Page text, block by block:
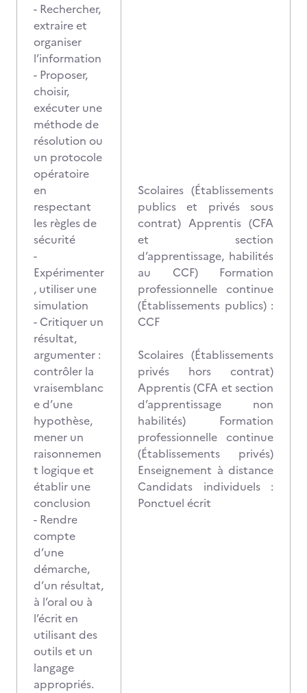
- Rechercher,
extraire et
organiser
l’information
- Proposer,
choisir,
exécuter une
méthode de
résolution ou
un protocole
opératoire
en
respectant
les règles de
sécurité
-
Expérimenter
, utiliser une
simulation
- Critiquer un
résultat,
argumenter :
contrôler la
vraisemblanc
e d’une
hypothèse,
mener un
raisonnemen
t logique et
établir une
conclusion
- Rendre
compte
d’une
démarche,
d’un résultat,
à l’oral ou à
l’écrit en
utilisant des
outils et un
langage
appropriés.
Scolaires (Établissements
publics et privés sous
contrat) Apprentis (CFA
et section
d’apprentissage, habilités
au CCF) Formation
professionnelle continue
(Établissements publics) :
CCF
Scolaires (Établissements
privés hors contrat)
Apprentis (CFA et section
d’apprentissage non
habilités) Formation
professionnelle continue
(Établissements privés)
Enseignement à distance
Candidats individuels :
Ponctuel écrit